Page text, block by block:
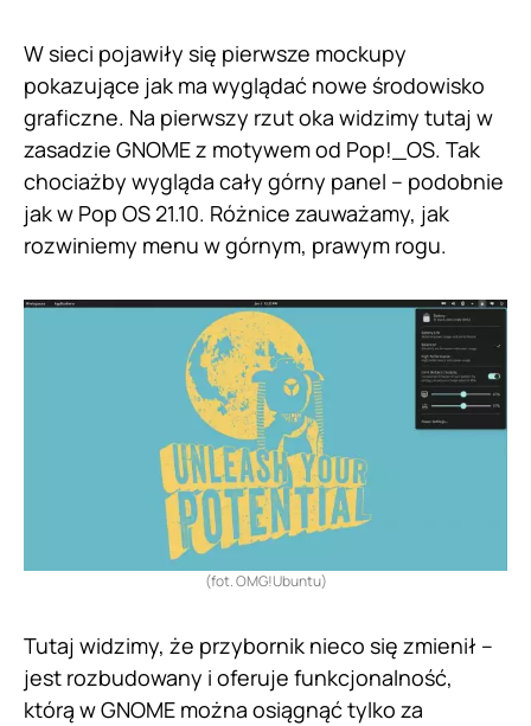
W sieci pojawiły się pierwsze mockupy
pokazujące jak ma wyglądać nowe środowisko
graficzne. Na pierwszy rzut oka widzimy tutaj w
zasadzie GNOME z motywem od Pop!_OS. Tak
chociażby wygląda cały górny panel – podobnie
jak w Pop OS 21.10. Różnice zauważamy, jak
rozwiniemy menu w górnym, prawym rogu.
(fot. OMG!Ubuntu)
Tutaj widzimy, że przybornik nieco się zmienił –
jest rozbudowany i oferuje funkcjonalność,
którą w GNOME można osiągnąć tylko za